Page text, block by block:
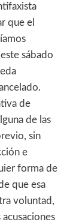
que el
sábado
de
de las
sin
e
forma de
que esa
voluntad,
acusaciones